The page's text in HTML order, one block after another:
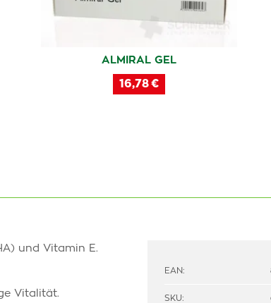
ALMIRAL GEL
16,78 €
und Vitamin E.
Vitalität.
EAN:
SKU: